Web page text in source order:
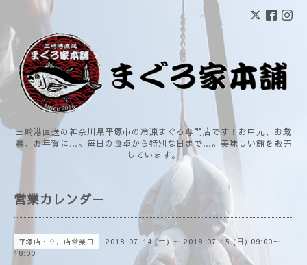
三崎港直送の神奈川県平塚市の冷凍まぐろ専門店です！お中元、お歳
暮、お年賀に…。毎日の食卓から特別な日まで…。美味しい鮪を販売
しています。
営業カレンダー
平塚店・立川店営業日
2018-07-14 (土) ～ 2018-07-15 (日) 09:00～
18:00